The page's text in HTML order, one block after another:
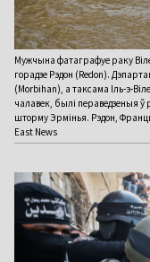
Мужчына фатаграфуе раку
горадзе Рэдон (Redon).
(Morbihan), а таксама Іль-э-
чалавек, былі пераведзеныя ў
шторму Эрмінья. Рэдон,
East News